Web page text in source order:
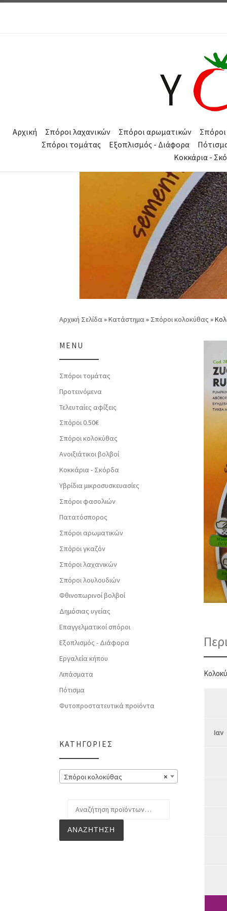
Αρχική Σπόροι λαχανικών Σπόροι αρωματικών
Σπόροι τομάτας
Εξοπλισμός - Διάφορα
Κοκκάρια -
Αρχική Σελίδα »Κατάστημα » Σπόροι κολοκύθας »
Ιαν
MENU
Σπόροι τομάτας
Προτεινόμενα
Τελευταίες αφίξεις
Σπόροι 0.50€
Σπόροι κολοκύθας
Ανοιξιάτικοι βολβοί
Κοκκάρια - Σκόρδα
Υβρίδια μικροσυσκευασίες
Σπόροι φασολιών
Πατατόσπορος
Σπόροι αρωματικών
Σπόροι γκαζόν
Σπόροι λαχανικών
Σπόροι λουλουδιών
Φθινοπωρινοί βολβοί
Δημόσιας υγείας
Επαγγελματικοί σπόροι
Εξοπλισμός - Διάφορα
Εργαλεία κήπου
Λιπάσματα
Πότισμα
Φυτοπροστατευτικά προϊόντα
ΚΑΤΗΓΟΡΊΕΣ
×
Σπόροι κολοκύθας
ΑΝΑΖΉΤΗΣΗ